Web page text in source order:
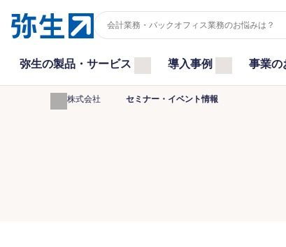
弥生の製品・サービス 導入事例 事業の
弥生株式会社 セミナー・イベント情報